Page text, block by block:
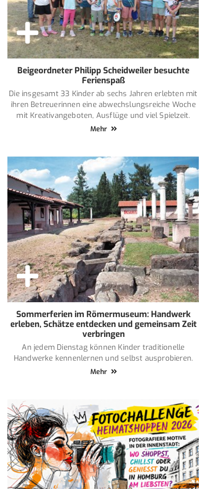
Beigeordneter Philipp Scheidweiler besuchte
Ferienspaß
Die insgesamt 33 Kinder ab sechs Jahren erlebten mit
ihren Betreuerinnen eine abwechslungsreiche Woche
mit Kreativangeboten, Ausflüge und viel Spielzeit.
Mehr
Sommerferien im Römermuseum: Handwerk
erleben, Schätze entdecken und gemeinsam Zeit
verbringen
An jedem Dienstag können Kinder traditionelle
Handwerke kennenlernen und selbst ausprobieren.
Mehr